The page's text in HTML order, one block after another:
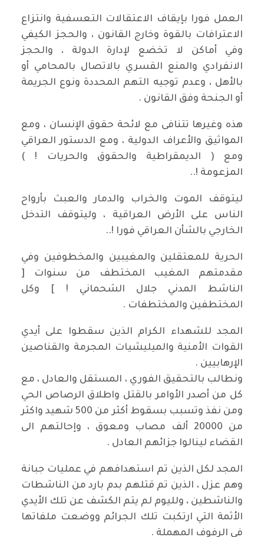
العمل فورا بإيقاف الاعتقالات التعسفية وانتزاع
الاعترافات بالقوة وخارج القانون ، والحجز الكيفي
وفي أماكن لا تخضع لإدارة الدولة ، والحجز
الانفرادي والمنع القسري بالاتصال بالمحامي أو
بالأهل ، وعدم توجيه التهم المحددة ونوع الجريمة
أو الجنحة وفق القانون .
هذه وغيرها تتنافى مع لائحة حقوق الإنسان ، ومع
المواثيق والأعراف الدولية ، ومع الدستور العراقي
ومع ( الديمقراطية والحقوق والحريات ! )
المزعومة !..
ليتوقف الموت والخراب والدمار والعبث بأرواح
الناس على الأرض العراقية ، وليتوقف التدخل
الخارجي بالشأن العراقي فورا !..
الحرية للمعتقلين والمغيبين والمخطوفين وفي
مقدمتهم المغيب المختطف من سنوات [
الناشط المدني جلال الشحماني ! ] وكل
المختطفين والمختطفات .
المجد للشهداء الكرام الذين سقطوا على أيدي
القوات الأمنية والميليشيات المجرمة والقناصين
الإرهابيين .
ونطالب بالتحقيق الفوري ، المستقل والعادل ، مع
كل من أصدر الأوامر بالقتل واطلاق الرصاص الحي
ومن نفذ وتسبب بسقوط أكثر من 500 شهيد واكثر
من 20000 ألف مصاب ومعوق ، وإحالتهم الى
القضاء لينالوا جزائهم العادل .
المجد لكل الذين تم استهدافهم في عمليات جبانة
وهم عزل ، الذين تم قتلهم بدم بارد من الناشطات
والناشطين ، ولليوم لم يتم الكشف عن تلك الأيدي
الأثمة التي ارتكبت تلك الجرائم ووضعت ملفاتها
في الرفوف المهملة .